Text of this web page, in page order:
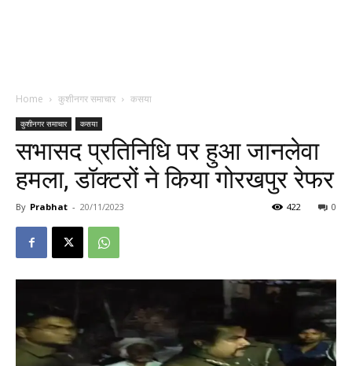
Home कुशीनगर समाचार कसया
कुशीनगर समाचार कसया
सभासद प्रतिनिधि पर हुआ जानलेवा
हमला, डॉक्टरों ने किया गोरखपुर रेफर
By Prabhat - 20/11/2023 0
422